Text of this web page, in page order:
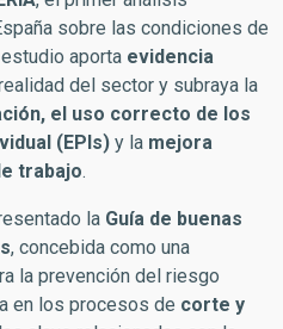
sobre las condiciones de
aporta evidencia
del sector y subraya la
el uso correcto de los
(EPIs) y la mejora
trabajo.
la Guía de buenas
, concebida como una
la prevención del riesgo
en los procesos de corte y